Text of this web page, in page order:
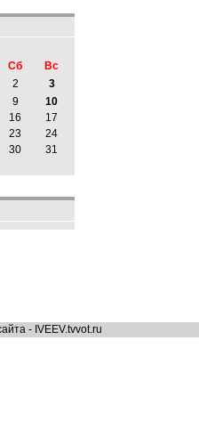
Сб
Вс
2
3
9
10
16
17
23
24
30 31
- IVEEV.tvvot.ru